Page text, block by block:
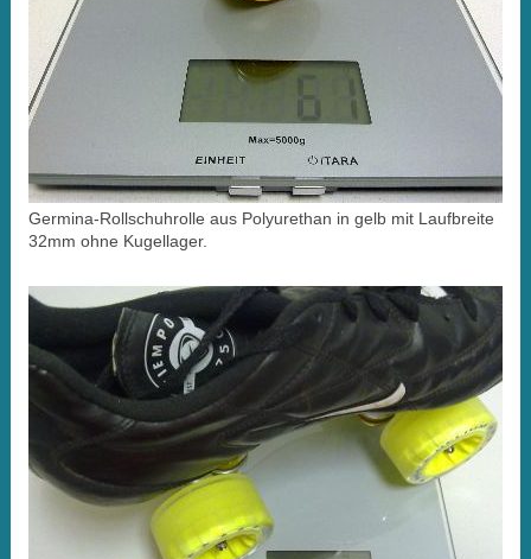
Germina-Rollschuhrolle aus Polyurethan in gelb mit Laufbreite
32mm ohne Kugellager.